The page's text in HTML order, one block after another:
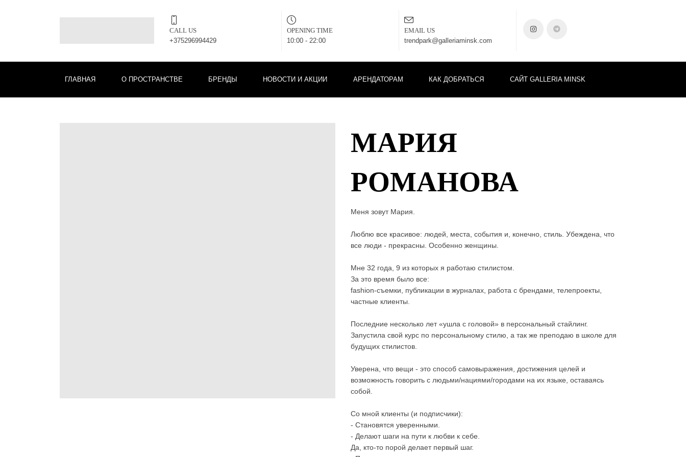
CALL US
+375296994429
OPENING TIME
10:00 - 22:00
EMAIL US
trendpark@galleriaminsk.com
ГЛАВНАЯ О ПРОСТРАНСТВЕ БРЕНДЫ НОВОСТИ И АКЦИИ АРЕНДАТОРАМ КАК ДОБРАТЬСЯ САЙТ GALLERIA MINSK
МАРИЯ
РОМАНОВА
Меня зовут Мария.
Люблю все красивое: людей, места, события и, конечно, стиль. Убеждена, что
все люди - прекрасны. Особенно женщины.
Мне 32 года, 9 из которых я работаю стилистом.
За это время было все:
fashion-съемки, публикации в журналах, работа с брендами, телепроекты,
частные клиенты.
Последние несколько лет «ушла с головой» в персональный стайлинг.
Запустила свой курс по персональному стилю, а так же преподаю в школе для
будущих стилистов.
Уверена, что вещи - это способ самовыражения, достижения целей и
возможность говорить с людьми/нациями/городами на их языке, оставаясь
собой.
Со мной клиенты (и подписчики):
- Становятся уверенными.
- Делают шаги на пути к любви к себе.
Да, кто-то порой делает первый шаг.